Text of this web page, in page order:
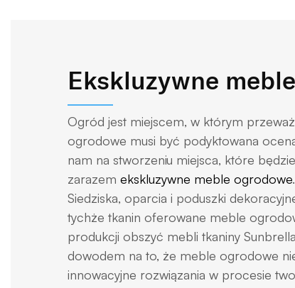
Ekskluzywne
Ogród jest miejscem, w którym
ogrodowe musi być podyktowana
nam na stworzeniu miejsca, które
zarazemekskluzywne meble ogrodowe
Siedziska, oparcia i poduszki
tychże tkanin oferowane meble
produkcji obszyć mebli tkaniny
dowodem na to, że meble ogrodowe
innowacyjne rozwiązania w procesie